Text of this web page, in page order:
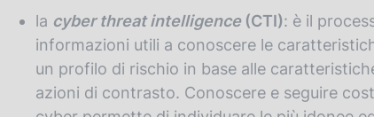
la cyber threat intelligence(CTI): è il
informazioni utili a conoscere le
un profilo di rischio in base alle
azioni di contrasto. Conoscere e seguire